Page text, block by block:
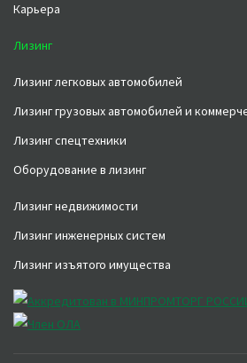
Карьера
Лизинг
Лизинг легковых автомобилей
Лизинг грузовых автомобилей и
Лизинг спецтехники
Оборудование в лизинг
Лизинг недвижимости
Лизинг инженерных систем
Лизинг изъятого имущества